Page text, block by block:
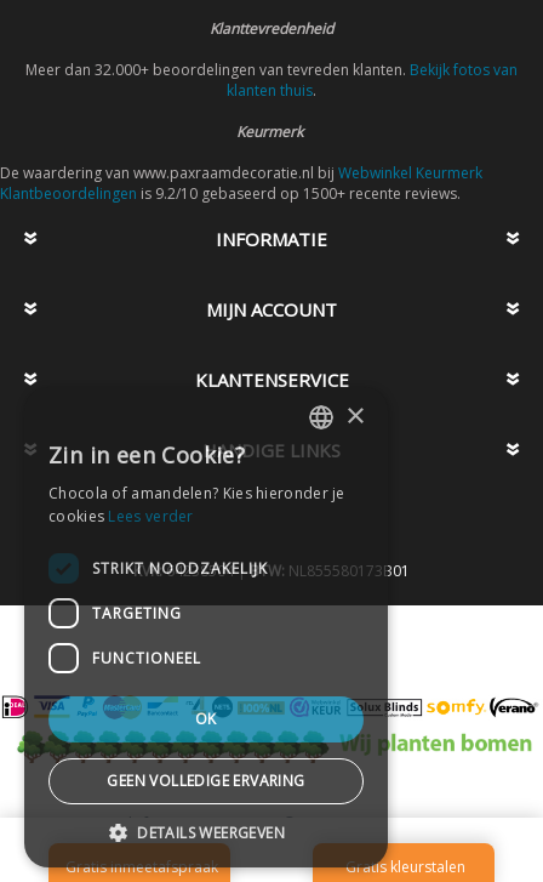
Klanttevredenheid
Meer dan 32.000+ beoordelingen van tevreden klanten. Bekijk fotos van
klanten thuis.
Keurmerk
De waardering van www.paxraamdecoratie.nl bij Webwinkel Keurmerk
Klantbeoordelingen is 9.2/10 gebaseerd op 1500+ recente reviews.
INFORMATIE
MIJN ACCOUNT
KLANTENSERVICE
HANDIGE LINKS
KVK:64238504 |BTW: NL855580173B01
Telefoon020-2613415 - © PAX Company B.V.
-
DUTCH
DUTCH
×
Zin in een Cookie?
Chocola of amandelen? Kies hieronder je
cookies Lees verder
STRIKT NOODZAKELIJK
TARGETING
FUNCTIONEEL
OK
GEEN VOLLEDIGE ERVARING
DETAILS WEERGEVEN